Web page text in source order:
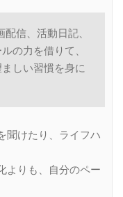
信、活動日記、
の力を借りて、
しい習慣を身に
聞けたり、ライフハ
よりも、自分のペー